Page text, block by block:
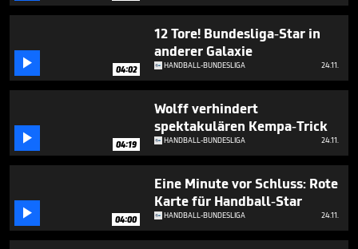
1
 04:02
12 Tore! Bundesliga-Star in
anderer Galaxie
HANDBALL-BUNDESLIGA 24.11.
 04:19
Wolff verhindert
spektakulären Kempa-Trick
HANDBALL-BUNDESLIGA 24.11.
 04:00
Eine Minute vor Schluss: Rote
Karte für Handball-Star
HANDBALL-BUNDESLIGA 24.11.